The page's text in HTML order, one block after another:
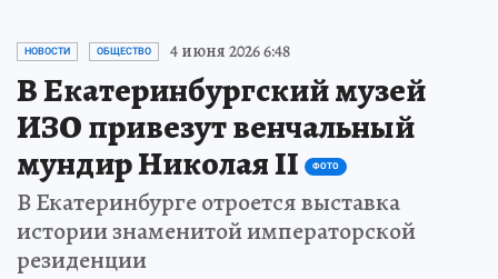
НОВОСТИ ОБЩЕСТВО 4 июня 2026 6:48
В Екатеринбургский музей
ИЗО привезут венчальный
мундир Николая II
ФОТО
В Екатеринбурге отроется выставка
истории знаменитой императорской
резиденции